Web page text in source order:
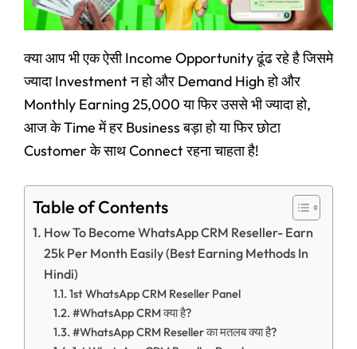
क्या आप भी एक ऐसी Income Opportunity ढूंढ रहे है जिसमे
ज्यादा Investment न हो और Demand High हो और
Monthly Earning 25,000 या फिर उससे भी ज्यादा हो,
आज के Time में हर Business बड़ा हो या फिर छोटा
Customer के साथ Connect रहना चाहता है!
Table of Contents
How To Become WhatsApp CRM Reseller- Earn
25k Per Month Easily (Best Earning Methods In
Hindi)
1st WhatsApp CRM Reseller Panel
#WhatsApp CRM क्या है?
#WhatsApp CRM Reseller का मतलब क्या है?